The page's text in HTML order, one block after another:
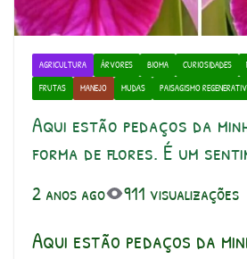
AGRICULTURA ÁRVORES BIOMA CURIOSIDADES
FRUTAS
MANEJO MUDAS PAISAGISMO
Aqui estão pedaços da
forma de flores. É um
2 anos ago 911 visualizações
Aqui estão pedaços da